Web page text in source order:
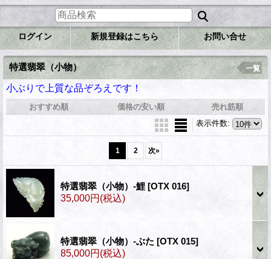
ログイン 新規登録はこちら お問い合せ
特選翡翠（小物）
小ぶりで上質な品ぞろえです！
一覧
おすすめ順 価格の安い順
売れ筋順
表示件数:
1 2 次»
特選翡翠（小物）‐鯉 [OTX 016]
35,000円 (税込)
特選翡翠（小物）‐ぶた [OTX 015]
85,000円 (税込)